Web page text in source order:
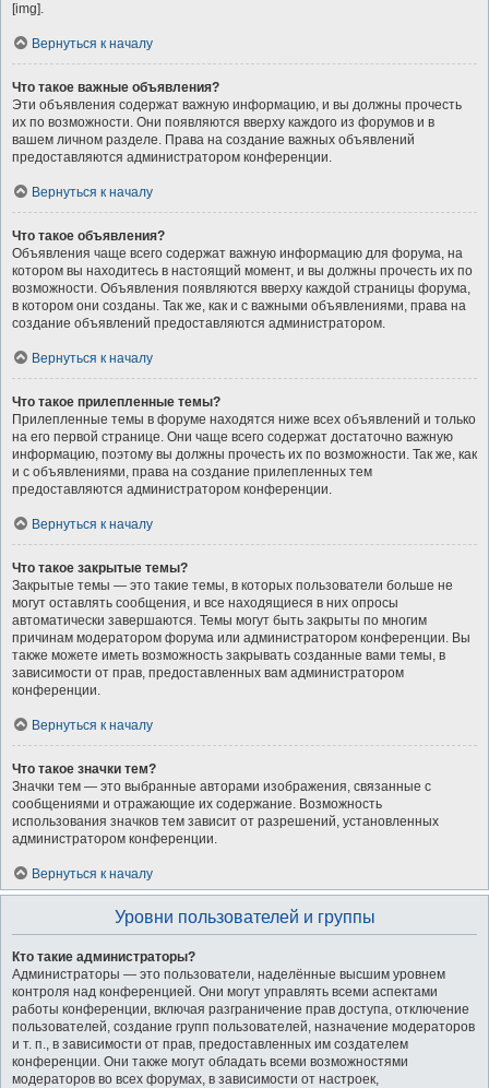
[img].
Вернуться к началу
Что такое важные объявления?
Эти объявления содержат важную информацию, и вы должны прочесть
их по возможности. Они появляются вверху каждого из форумов и в
вашем личном разделе. Права на создание важных объявлений
предоставляются администратором конференции.
Вернуться к началу
Что такое объявления?
Объявления чаще всего содержат важную информацию для форума, на
котором вы находитесь в настоящий момент, и вы должны прочесть их по
возможности. Объявления появляются вверху каждой страницы форума,
в котором они созданы. Так же, как и с важными объявлениями, права на
создание объявлений предоставляются администратором.
Вернуться к началу
Что такое прилепленные темы?
Прилепленные темы в форуме находятся ниже всех объявлений и только
на его первой странице. Они чаще всего содержат достаточно важную
информацию, поэтому вы должны прочесть их по возможности. Так же, как
и с объявлениями, права на создание прилепленных тем
предоставляются администратором конференции.
Вернуться к началу
Что такое закрытые темы?
Закрытые темы — это такие темы, в которых пользователи больше не
могут оставлять сообщения, и все находящиеся в них опросы
автоматически завершаются. Темы могут быть закрыты по многим
причинам модератором форума или администратором конференции. Вы
также можете иметь возможность закрывать созданные вами темы, в
зависимости от прав, предоставленных вам администратором
конференции.
Вернуться к началу
Что такое значки тем?
Значки тем — это выбранные авторами изображения, связанные с
сообщениями и отражающие их содержание. Возможность
использования значков тем зависит от разрешений, установленных
администратором конференции.
Вернуться к началу
Уровни пользователей и группы
Кто такие администраторы?
Администраторы — это пользователи, наделённые высшим уровнем
контроля над конференцией. Они могут управлять всеми аспектами
работы конференции, включая разграничение прав доступа, отключение
пользователей, создание групп пользователей, назначение модераторов
и т. п., в зависимости от прав, предоставленных им создателем
конференции. Они также могут обладать всеми возможностями
модераторов во всех форумах, в зависимости от настроек,